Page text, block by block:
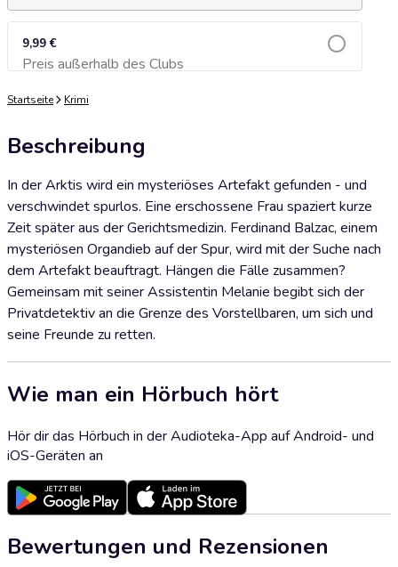
9,99 €
Preis außerhalb des ClubsZum Warenkorb hinzufügen
Startseite Krimi
Beschreibung
In der Arktis wird ein mysteriöses Artefakt gefunden - und
verschwindet spurlos. Eine erschossene Frau spaziert kurze
Zeit später aus der Gerichtsmedizin. Ferdinand Balzac, einem
mysteriösen Organdieb auf der Spur, wird mit der Suche nach
dem Artefakt beauftragt. Hängen die Fälle zusammen?
Gemeinsam mit seiner Assistentin Melanie begibt sich der
Privatdetektiv an die Grenze des Vorstellbaren, um sich und
seine Freunde zu retten.
Wie man ein Hörbuch hört
Hör dir das Hörbuch in der Audioteka-App auf Android- und
iOS-Geräten an
Bewertungen und Rezensionen